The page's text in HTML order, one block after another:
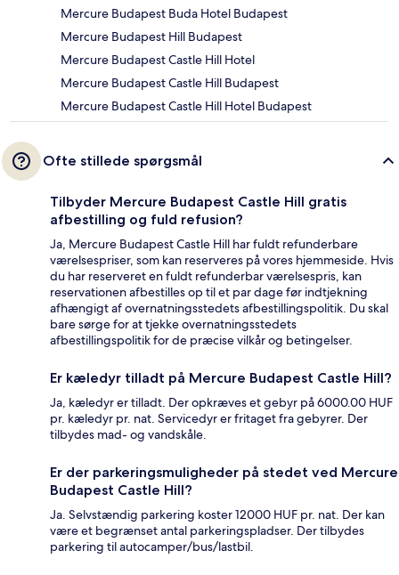
Mercure Budapest Buda Hotel Budapest
Mercure Budapest Hill Budapest
Mercure Budapest Castle Hill Hotel
Mercure Budapest Castle Hill Budapest
Mercure Budapest Castle Hill Hotel Budapest
Ofte stillede spørgsmål
Tilbyder Mercure Budapest Castle Hill gratis
afbestilling og fuld refusion?
Ja, Mercure Budapest Castle Hill har fuldt refunderbare
værelsespriser, som kan reserveres på vores hjemmeside. Hvis
du har reserveret en fuldt refunderbar værelsespris, kan
reservationen afbestilles op til et par dage før indtjekning
afhængigt af overnatningsstedets afbestillingspolitik. Du skal
bare sørge for at tjekke overnatningsstedets
afbestillingspolitik for de præcise vilkår og betingelser.
Er kæledyr tilladt på Mercure Budapest Castle Hill?
Ja, kæledyr er tilladt. Der opkræves et gebyr på 6000.00 HUF
pr. kæledyr pr. nat. Servicedyr er fritaget fra gebyrer. Der
tilbydes mad- og vandskåle.
Er der parkeringsmuligheder på stedet ved Mercure
Budapest Castle Hill?
Ja. Selvstændig parkering koster 12000 HUF pr. nat. Der kan
være et begrænset antal parkeringspladser. Der tilbydes
parkering til autocamper/bus/lastbil.